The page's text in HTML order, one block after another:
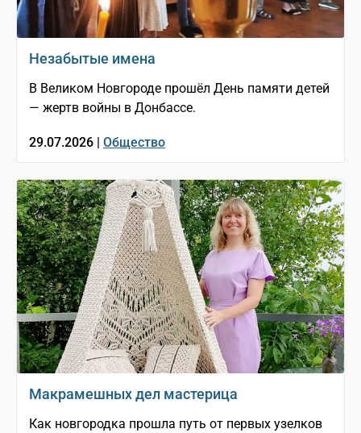
Незабытые имена
В Великом Новгороде прошёл День памяти детей
— жертв войны в Донбассе.
29.07.2026 | Общество
Макрамешных дел мастерица
Как новгородка прошла путь от первых узелков